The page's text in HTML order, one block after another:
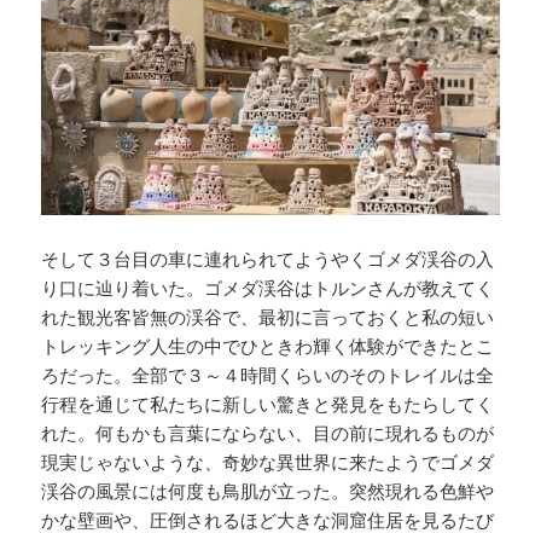
そして３台目の車に連れられてようやくゴメダ渓谷の入
り口に辿り着いた。ゴメダ渓谷はトルンさんが教えてく
れた観光客皆無の渓谷で、最初に言っておくと私の短い
トレッキング人生の中でひときわ輝く体験ができたとこ
ろだった。全部で３～４時間くらいのそのトレイルは全
行程を通じて私たちに新しい驚きと発見をもたらしてく
れた。何もかも言葉にならない、目の前に現れるものが
現実じゃないような、奇妙な異世界に来たようでゴメダ
渓谷の風景には何度も鳥肌が立った。突然現れる色鮮や
かな壁画や、圧倒されるほど大きな洞窟住居を見るたび